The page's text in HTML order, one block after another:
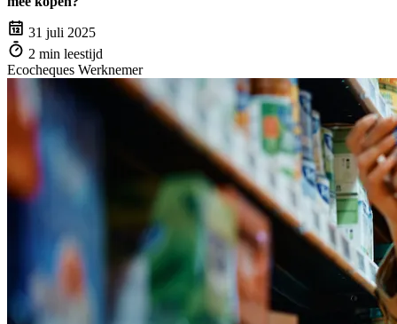
31 juli 2025
2 min leestijd
Ecocheques Werknemer